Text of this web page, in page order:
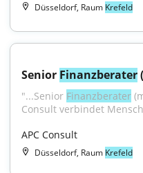
Düsseldorf, Raum Krefeld
Senior Finanzberater
"...Senior Finanzberater
Consult verbindet
APC Consult
Düsseldorf, Raum Krefeld